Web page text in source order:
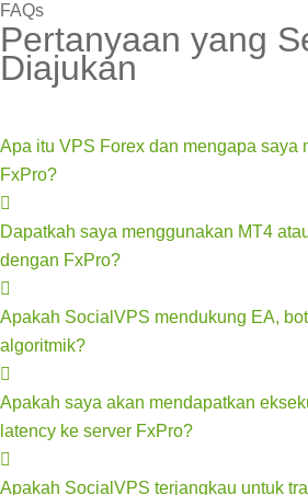
FAQs
Pertanyaan yang
Diajukan
Apa itu VPS Forex dan mengapa saya
FxPro?
Dapatkah saya menggunakan MT4
dengan FxPro?
Apakah SocialVPS mendukung EA,
algoritmik?
Apakah saya akan mendapatkan
latency ke server FxPro?
Apakah SocialVPS terjangkau untuk